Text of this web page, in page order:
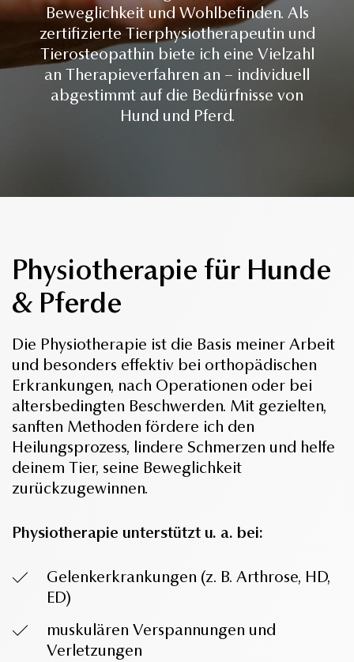
Beweglichkeit und Wohlbefinden. Als
zertifizierte Tierphysiotherapeutin und
Tierosteopathin biete ich eine Vielzahl
an Therapieverfahren an – individuell
abgestimmt auf die Bedürfnisse von
Hund und Pferd.
Physiotherapie für Hunde
& Pferde
Die Physiotherapie ist die Basis meiner Arbeit
und besonders effektiv bei orthopädischen
Erkrankungen, nach Operationen oder bei
altersbedingten Beschwerden. Mit gezielten,
sanften Methoden fördere ich den
Heilungsprozess, lindere Schmerzen und helfe
deinem Tier, seine Beweglichkeit
zurückzugewinnen.
Physiotherapie unterstützt u. a. bei:
Gelenkerkrankungen (z. B. Arthrose, HD,
ED)
muskulären Verspannungen und
Verletzungen